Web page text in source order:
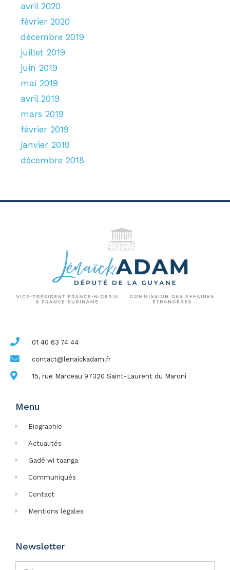
avril 2020
février 2020
décembre 2019
juillet 2019
juin 2019
mai 2019
avril 2019
mars 2019
février 2019
janvier 2019
décembre 2018
01 40 63 74 44
contact@lenaickadam.fr
15, rue Marceau 97320 Saint-Laurent du Maroni
Menu
Biographie
Actualités
Gadé wi taanga
Communiqués
Contact
Mentions légales
Newsletter